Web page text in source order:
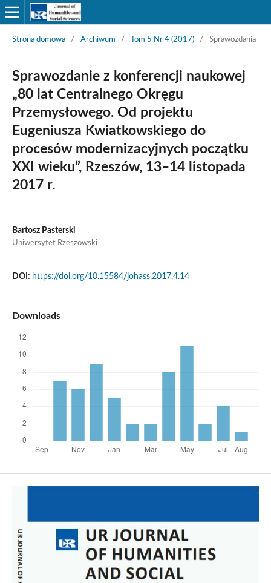
Strona domowa / Archiwum / Tom 5 Nr 4 (2017) / Sprawozdania
Sprawozdanie z konferencji naukowej
„80 lat Centralnego Okręgu
Przemysłowego. Od projektu
Eugeniusza Kwiatkowskiego do
procesów modernizacyjnych początku
XXI wieku”, Rzeszów, 13–14 listopada
2017 r.
Bartosz Pasterski
Uniwersytet Rzeszowski
DOI: https://doi.org/10.15584/johass.2017.4.14
Downloads